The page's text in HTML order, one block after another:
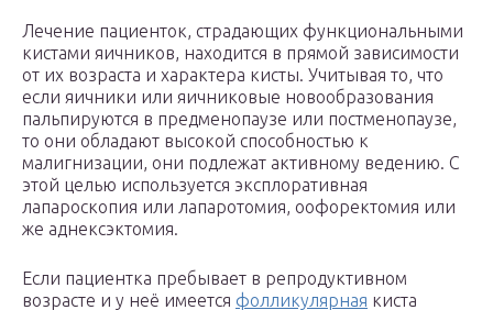
Лечение пациенток, страдающих функциональными
кистами яичников, находится в прямой зависимости
от их возраста и характера кисты. Учитывая то, что
если яичники или яичниковые новообразования
пальпируются в предменопаузе или постменопаузе,
то они обладают высокой способностью к
малигнизации, они подлежат активному ведению. С
этой целью используется эксплоративная
лапароскопия или лапаротомия, оофоректомия или
же аднексэктомия.
Если пациентка пребывает в репродуктивном
возрасте и у неё имеется фолликулярная киста